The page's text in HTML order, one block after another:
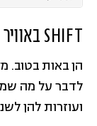
SHIFT באוויר – פרק 19
הן באות בטוב.
לדבר על מה
ועוזרות להן